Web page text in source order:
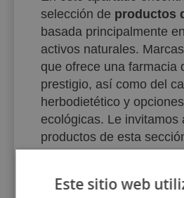
selección de productos
basada principalmente
activos naturales.
que ofrece una farmacia
prestigio, así como del
herbodietético y
ecológicas. Le invitamos
productos de esta
onlineconservicio a
Este sitio web